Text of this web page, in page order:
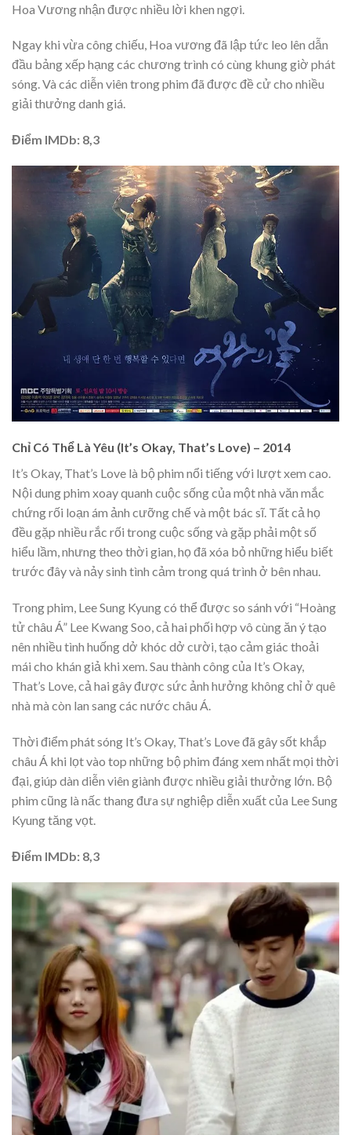
Hoa Vương nhận được nhiều lời khen ngợi.
Ngay khi vừa công chiếu, Hoa vương đã lập tức leo lên dẫn
đầu bảng xếp hạng các chương trình có cùng khung giờ phát
sóng. Và các diễn viên trong phim đã được đề cử cho nhiều
giải thưởng danh giá.
Điểm IMDb: 8,3
Chỉ Có Thể Là Yêu (It’s Okay, That’s Love) – 2014
It’s Okay, That’s Love là bộ phim nổi tiếng với lượt xem cao.
Nội dung phim xoay quanh cuộc sống của một nhà văn mắc
chứng rối loạn ám ảnh cưỡng chế và một bác sĩ. Tất cả họ
đều gặp nhiều rắc rối trong cuộc sống và gặp phải một số
hiểu lầm, nhưng theo thời gian, họ đã xóa bỏ những hiểu biết
trước đây và nảy sinh tình cảm trong quá trình ở bên nhau.
Trong phim, Lee Sung Kyung có thể được so sánh với “Hoàng
tử châu Á” Lee Kwang Soo, cả hai phối hợp vô cùng ăn ý tạo
nên nhiều tình huống dở khóc dở cười, tạo cảm giác thoải
mái cho khán giả khi xem. Sau thành công của It’s Okay,
That’s Love, cả hai gây được sức ảnh hưởng không chỉ ở quê
nhà mà còn lan sang các nước châu Á.
Thời điểm phát sóng It’s Okay, That’s Love đã gây sốt khắp
châu Á khi lọt vào top những bộ phim đáng xem nhất mọi thời
đại, giúp dàn diễn viên giành được nhiều giải thưởng lớn. Bộ
phim cũng là nấc thang đưa sự nghiệp diễn xuất của Lee Sung
Kyung tăng vọt.
Điểm IMDb: 8,3